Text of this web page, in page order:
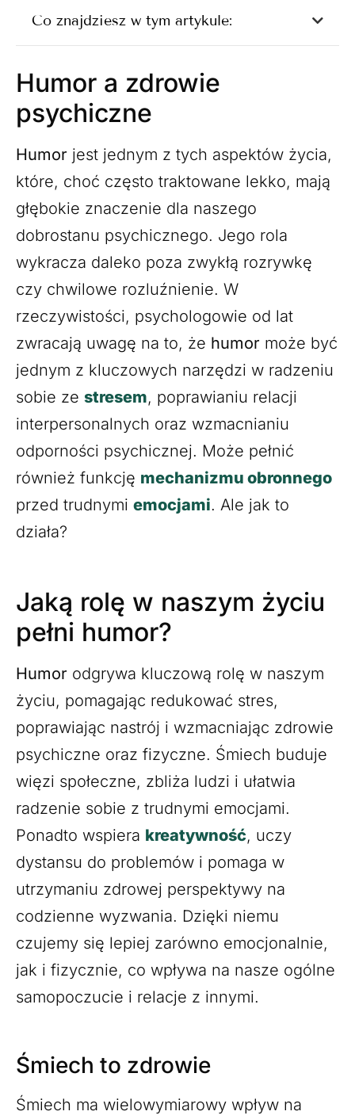
Co znajdziesz w tym artykule:
Humor a zdrowie
psychiczne
Humor jest jednym z tych aspektów życia,
które, choć często traktowane lekko, mają
głębokie znaczenie dla naszego
dobrostanu psychicznego. Jego rola
wykracza daleko poza zwykłą rozrywkę
czy chwilowe rozluźnienie. W
rzeczywistości, psychologowie od lat
zwracają uwagę na to, że humor może być
jednym z kluczowych narzędzi w radzeniu
sobie ze stresem, poprawianiu relacji
interpersonalnych oraz wzmacnianiu
odporności psychicznej. Może pełnić
również funkcję mechanizmu obronnego
przed trudnymi emocjami. Ale jak to
działa?
Jaką rolę w naszym życiu
pełni humor?
Humor odgrywa kluczową rolę w naszym
życiu, pomagając redukować stres,
poprawiając nastrój i wzmacniając zdrowie
psychiczne oraz fizyczne. Śmiech buduje
więzi społeczne, zbliża ludzi i ułatwia
radzenie sobie z trudnymi emocjami.
Ponadto wspiera kreatywność, uczy
dystansu do problemów i pomaga w
utrzymaniu zdrowej perspektywy na
codzienne wyzwania. Dzięki niemu
czujemy się lepiej zarówno emocjonalnie,
jak i fizycznie, co wpływa na nasze ogólne
samopoczucie i relacje z innymi.
Śmiech to zdrowie
Śmiech ma wielowymiarowy wpływ na